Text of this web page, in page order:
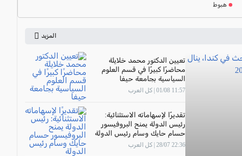
ترتيب الدوري الايطالي
هبوط
المزيد
تعيين الدكتور محمد خلايلة
محاضرًا كبيرًا في قسم العلوم
السياسية بجامعة حيفا
11:57 01/08 | كل العرب
تقديرًا لإسهاماته الاستثنائية:
رئيس الدولة يمنح البروفيسور
حسام حايك وسام رئيس الدولة
22:36 28/07 | كل العرب